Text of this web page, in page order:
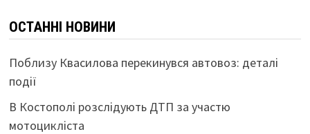
ОСТАННІ НОВИНИ
Поблизу Квасилова перекинувся автовоз: деталі
події
В Костополі розслідують ДТП за участю
мотоцикліста